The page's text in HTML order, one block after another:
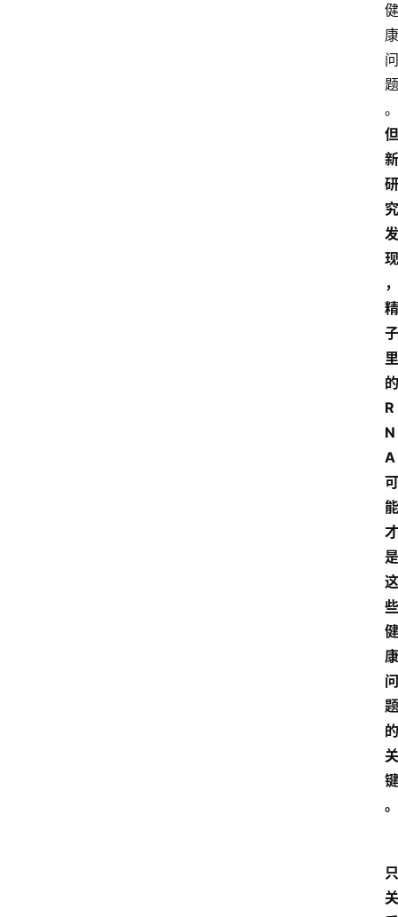
健
康
问
题
。
但
新
研
究
发
现
，
精
子
里
的
R
N
A
可
能
才
是
这
些
健
康
问
题
的
关
键
。
只
关